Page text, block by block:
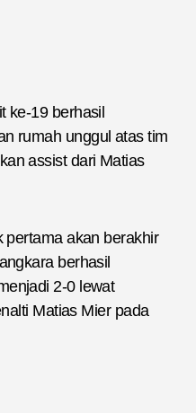
ke-19 berhasil
rumah unggul atas tim
assist dari Matias
pertama akan berakhir
berhasil
2-0 lewat
Matias Mier pada